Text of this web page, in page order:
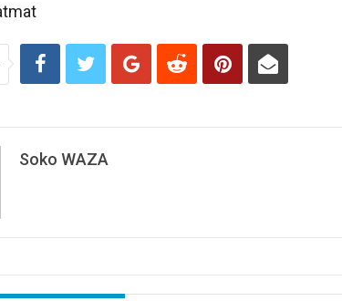
Soko WAZA